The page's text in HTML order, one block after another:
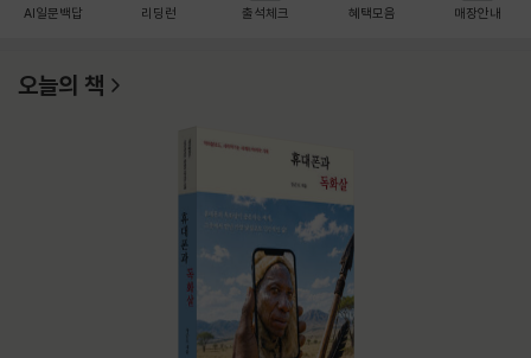
AI일문백답 리딩런 출석체크 혜택모음 매장안내
오늘의 책